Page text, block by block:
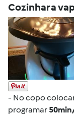
Cozinhar a
- No copo
programar